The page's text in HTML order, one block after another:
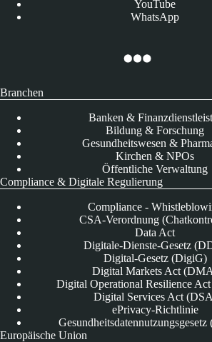
YouTube
WhatsApp
Branchen
Banken &
Bildung & Forschung
Gesundheitswesen &
Kirchen & NPOs
Öffentliche Verwaltung
Compliance & Digitale Regulierung
Compliance -
CSA-Verordnung
Data Act
Digitale-Dienste-Gesetz
Digital-Gesetz (DigiG)
Digital Markets Act
Digital Operational Resilience
Digital Services Act
ePrivacy-Richtlinie
Europäische Union